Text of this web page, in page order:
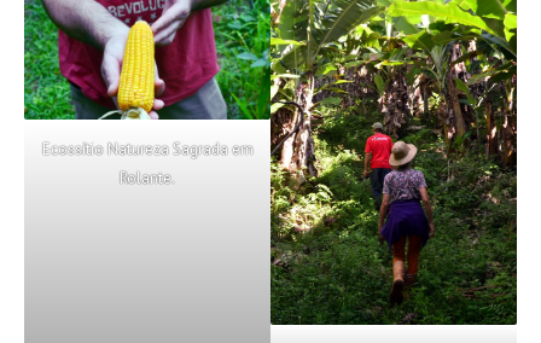
Ecossítio Natureza Sagrada em
Rolante.